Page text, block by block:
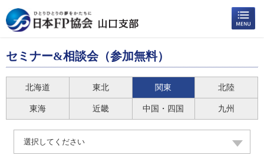
セミナー&相談会（参加無料）
北海道 東北 関東 北陸
東海 近畿 中国・四国 九州
選択してください